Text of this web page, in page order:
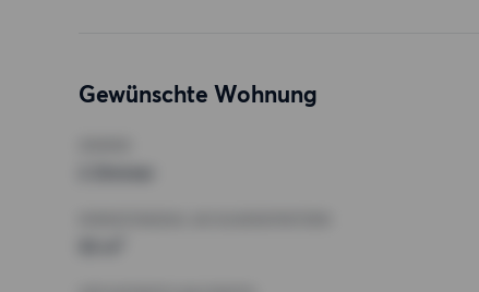
Gewünschte Wohnung